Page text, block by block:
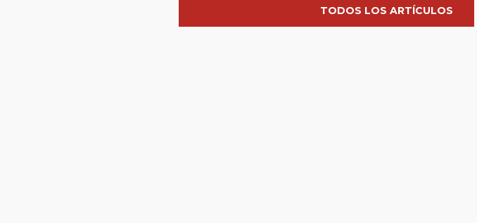
TODOS LOS ARTÍCULOS